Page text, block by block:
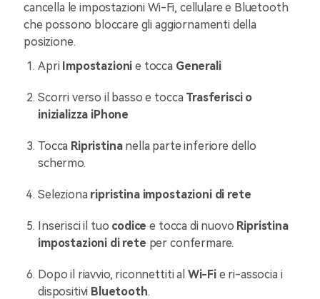
cancella le impostazioni Wi-Fi, cellulare e Bluetooth
che possono bloccare gli aggiornamenti della
posizione.
Apri Impostazioni e tocca Generali
Scorri verso il basso e tocca Trasferisci o
inizializza iPhone
Tocca Ripristinanella parte inferiore dello
schermo.
Seleziona ripristina impostazioni di rete
Inserisci il tuo codice e tocca di nuovo Ripristina
impostazioni di rete per confermare.
Dopo il riavvio, riconnettiti al Wi-Fie ri-associa i
dispositivi Bluetooth.